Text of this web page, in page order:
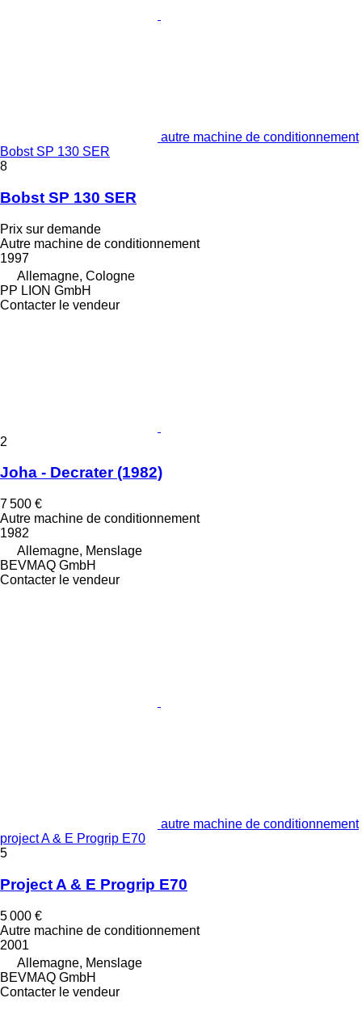
autre machine de conditionnement
Bobst SP 130 SER
8
Bobst SP 130 SER
Prix sur demande
Autre machine de conditionnement
1997
Allemagne, Cologne
PP LION GmbH
Contacter le vendeur
2
Joha - Decrater (1982)
7 500 €
Autre machine de conditionnement
1982
Allemagne, Menslage
BEVMAQ GmbH
Contacter le vendeur
autre machine de conditionnement
project A & E Progrip E70
5
Project A & E Progrip E70
5 000 €
Autre machine de conditionnement
2001
Allemagne, Menslage
BEVMAQ GmbH
Contacter le vendeur